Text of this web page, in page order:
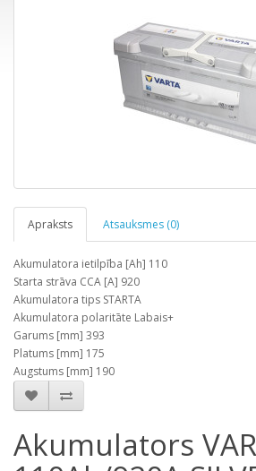
Apraksts Atsauksmes (0)
Akumulatora ietilpība [Ah] 110
Starta strāva CCA [A] 920
Akumulatora tips STARTA
Akumulatora polaritāte Labais+
Garums [mm] 393
Platums [mm] 175
Augstums [mm] 190
Akumulators